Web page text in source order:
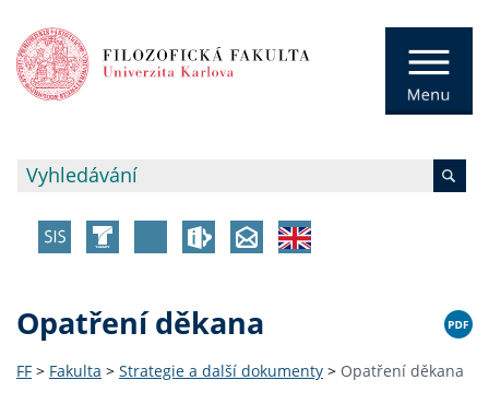
Opatření děkana
FF > Fakulta > Strategie a další dokumenty > Opatření děkana